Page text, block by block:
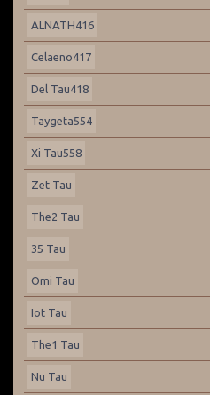
ALNATH416
Celaeno417
Del Tau418
Taygeta554
Xi Tau558
Zet Tau
The2 Tau
35 Tau
Omi Tau
Iot Tau
The1 Tau
Nu Tau